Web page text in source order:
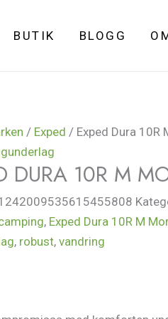
BUTIK BLOGG
/ Exped / Exped Dura 10R
DURA 10R M
, Exped Dura 10R M
, robust,vandring